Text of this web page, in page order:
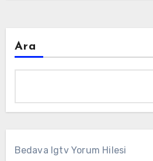
Ara
Bedava Igtv Yorum Hilesi